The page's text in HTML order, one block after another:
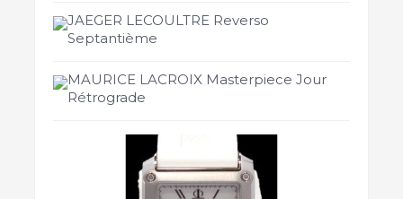
JAEGER LECOULTRE Reverso
Septantième
MAURICE LACROIX Masterpiece Jour
Rétrograde